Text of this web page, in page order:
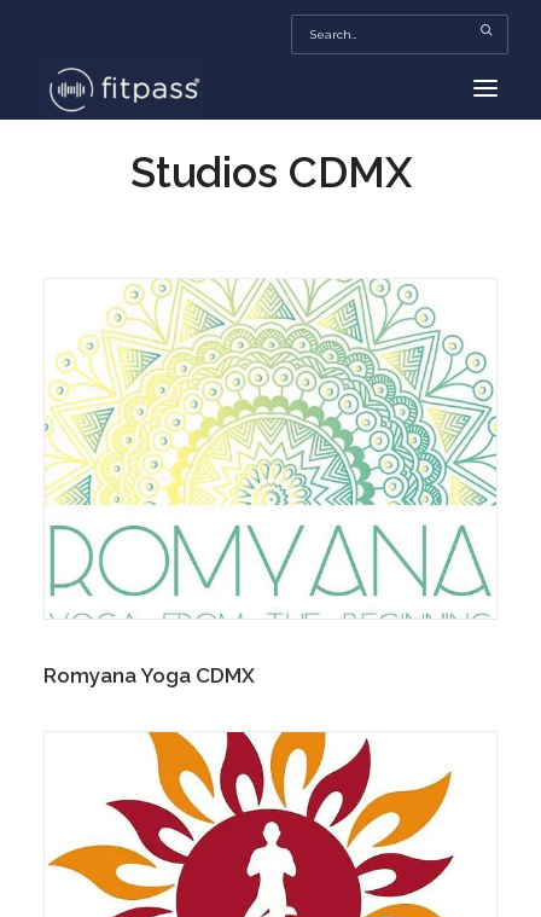
FITPASS TV
FITBIZ
TRENDS
MORE…
Studios CDMX
Romyana Yoga CDMX